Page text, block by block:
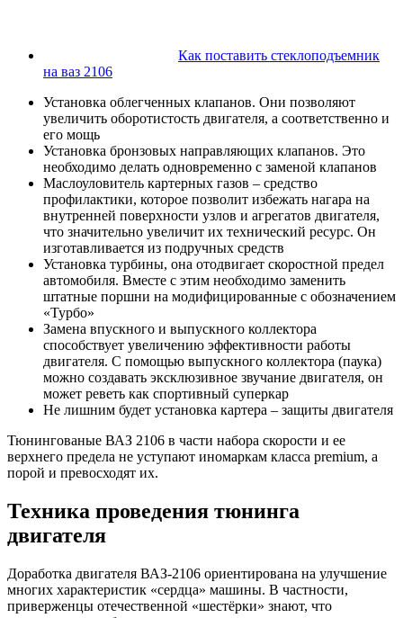
Как поставить стеклоподъемник
на ваз 2106
Установка облегченных клапанов. Они позволяют
увеличить оборотистость двигателя, а соответственно и
его мощь
Установка бронзовых направляющих клапанов. Это
необходимо делать одновременно с заменой клапанов
Маслоуловитель картерных газов – средство
профилактики, которое позволит избежать нагара на
внутренней поверхности узлов и агрегатов двигателя,
что значительно увеличит их технический ресурс. Он
изготавливается из подручных средств
Установка турбины, она отодвигает скоростной предел
автомобиля. Вместе с этим необходимо заменить
штатные поршни на модифицированные с обозначением
«Турбо»
Замена впускного и выпускного коллектора
способствует увеличению эффективности работы
двигателя. С помощью выпускного коллектора (паука)
можно создавать эксклюзивное звучание двигателя, он
может реветь как спортивный суперкар
Не лишним будет установка картера – защиты двигателя
Тюнингованые ВАЗ 2106 в части набора скорости и ее
верхнего предела не уступают иномаркам класса premium, а
порой и превосходят их.
Техника проведения тюнинга
двигателя
Доработка двигателя ВАЗ-2106 ориентирована на улучшение
многих характеристик «сердца» машины. В частности,
приверженцы отечественной «шестёрки» знают, что